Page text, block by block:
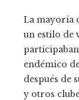
La mayoría
un estilo de
endémico
después de
y otros